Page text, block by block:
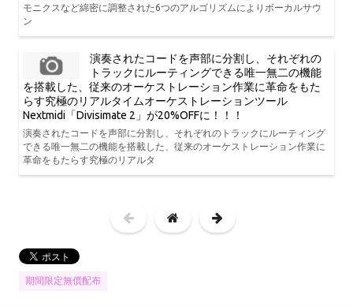
モニクスなど綿密に調整された6つのアルゴリズムによりボーカルサウ
ン
演奏されたコードを声部に分割し、それぞれの
トラックにルーティングできる唯一無二の機能
を搭載した、従来のオーケストレーション作業に革命をもた
らす究極のリアルタイムオーケストレーションツール
Nextmidi「Divisimate 2」が20%OFFに！！！
演奏されたコードを声部に分割し、それぞれのトラックにルーティング
できる唯一無二の機能を搭載した、従来のオーケストレーション作業に
革命をもたらす究極のリアルタ
期間限定無償配布